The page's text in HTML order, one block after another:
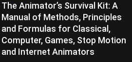
The Animator’s Survival Kit: A
Manual of Methods, Principles
and Formulas for Classical,
Computer, Games, Stop Motion
and Internet Animators